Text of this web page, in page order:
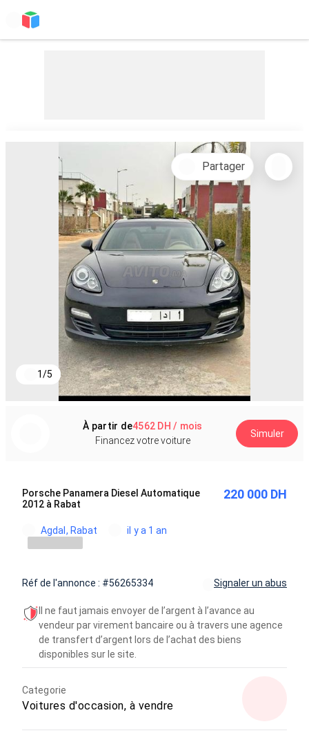
1/5
Partager
À partir de4562 DH / mois
Financez votre voiture
Simuler
Porsche Panamera Diesel Automatique
2012 à Rabat
220 000 DH
Agdal, Rabat il y a 1 an
Réf de l'annonce : #56265334 Signaler un abus
Il ne faut jamais envoyer de l’argent à l’avance au
vendeur par virement bancaire ou à travers une agence
de transfert d’argent lors de l’achat des biens
disponibles sur le site.
Categorie
Voitures d'occasion, à vendre